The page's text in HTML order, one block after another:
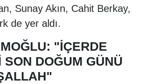
Sunay Akın, Cahit Berkay,
de yer aldı.
"İÇERDE
SON DOĞUM GÜNÜ